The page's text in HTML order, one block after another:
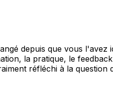
depuis que vous l'avez
la pratique, le
réfléchi à la